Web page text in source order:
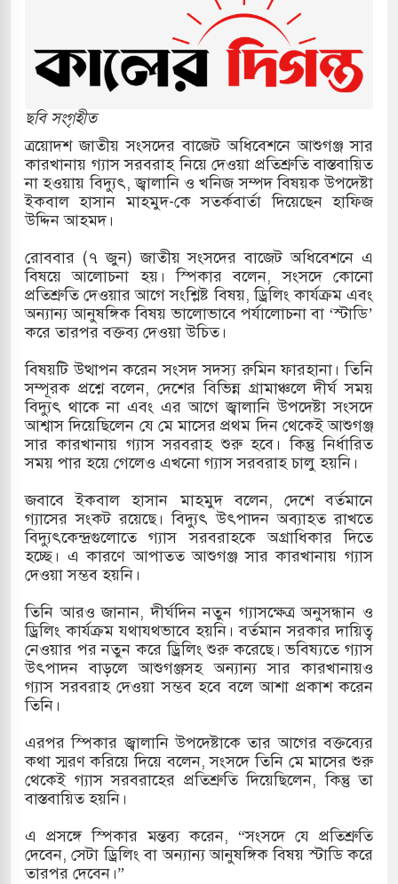
পথে ইসরায়েলীরা,হাতছাড়ার ঝুঁকিতে জরুরি
পাহাড়ি ঢলে ফুঁসে উঠেছে তিস্তা
মুক্তির দাবিতে পাকিস্তানজুড়ে পিটিআইয়ের আজ
কোরিয়ার ক্ষেপণাস্ত্র ইউনিট মোতায়েন করা হয়েছে:
স্মৃতি জাদুঘরের উদ্বোধন প্রধানমন্ত্রীর
ইয়েমেন উপকূলে হামলার শিকার ভারতীয় জাহাজ
পর্যালোচনায় পোশাক রপ্তানিতে দ্বিতীয় স্থানে বাংলাদেশ
জুলাই গণঅভ্যুত্থান দিবস
একমাত্র আসামি অবসরপ্রাপ্ত সেনাসদস্য জামিনে
কেন্দ্রের ইউনিট-১ এ আবারও বিদ্যুৎ উৎপাদন
কুতুবদিয়া শিপিং চ্যানেলে জালের জড়ালে মারাত্মক
রুশ নাগরিকদের মারামারি: নিহত ১
ছবি সংগৃহীত
ত্রয়োদশ জাতীয় সংসদের বাজেট অধিবেশনে আশুগঞ্জ সার
কারখানায় গ্যাস সরবরাহ নিয়ে দেওয়া প্রতিশ্রুতি বাস্তবায়িত
না হওয়ায় বিদ্যুৎ, জ্বালানি ও খনিজ সম্পদ বিষয়ক উপদেষ্টা
ইকবাল হাসান মাহমুদ-কে সতর্কবার্তা দিয়েছেন হাফিজ
উদ্দিন আহমদ।
রোববার (৭ জুন) জাতীয় সংসদের বাজেট অধিবেশনে এ
বিষয়ে আলোচনা হয়। স্পিকার বলেন, সংসদে কোনো
প্রতিশ্রুতি দেওয়ার আগে সংশ্লিষ্ট বিষয়, ড্রিলিং কার্যক্রম এবং
অন্যান্য আনুষঙ্গিক বিষয় ভালোভাবে পর্যালোচনা বা ‘স্টাডি’
করে তারপর বক্তব্য দেওয়া উচিত।
বিষয়টি উত্থাপন করেন সংসদ সদস্য রুমিন ফারহানা। তিনি
সম্পূরক প্রশ্নে বলেন, দেশের বিভিন্ন গ্রামাঞ্চলে দীর্ঘ সময়
বিদ্যুৎ থাকে না এবং এর আগে জ্বালানি উপদেষ্টা সংসদে
আশ্বাস দিয়েছিলেন যে মে মাসের প্রথম দিন থেকেই আশুগঞ্জ
সার কারখানায় গ্যাস সরবরাহ শুরু হবে। কিন্তু নির্ধারিত
সময় পার হয়ে গেলেও এখনো গ্যাস সরবরাহ চালু হয়নি।
জবাবে ইকবাল হাসান মাহমুদ বলেন, দেশে বর্তমানে
গ্যাসের সংকট রয়েছে। বিদ্যুৎ উৎপাদন অব্যাহত রাখতে
বিদ্যুৎকেন্দ্রগুলোতে গ্যাস সরবরাহকে অগ্রাধিকার দিতে
হচ্ছে। এ কারণে আপাতত আশুগঞ্জ সার কারখানায় গ্যাস
দেওয়া সম্ভব হয়নি।
তিনি আরও জানান, দীর্ঘদিন নতুন গ্যাসক্ষেত্র অনুসন্ধান ও
ড্রিলিং কার্যক্রম যথাযথভাবে হয়নি। বর্তমান সরকার দায়িত্ব
নেওয়ার পর নতুন করে ড্রিলিং শুরু করেছে। ভবিষ্যতে গ্যাস
উৎপাদন বাড়লে আশুগঞ্জসহ অন্যান্য সার কারখানায়ও
গ্যাস সরবরাহ দেওয়া সম্ভব হবে বলে আশা প্রকাশ করেন
তিনি।
এরপর স্পিকার জ্বালানি উপদেষ্টাকে তার আগের বক্তব্যের
কথা স্মরণ করিয়ে দিয়ে বলেন, সংসদে তিনি মে মাসের শুরু
থেকেই গ্যাস সরবরাহের প্রতিশ্রুতি দিয়েছিলেন, কিন্তু তা
বাস্তবায়িত হয়নি।
এ প্রসঙ্গে স্পিকার মন্তব্য করেন, “সংসদে যে প্রতিশ্রুতি
দেবেন, সেটা ড্রিলিং বা অন্যান্য আনুষঙ্গিক বিষয় স্টাডি করে
তারপর দেবেন।”